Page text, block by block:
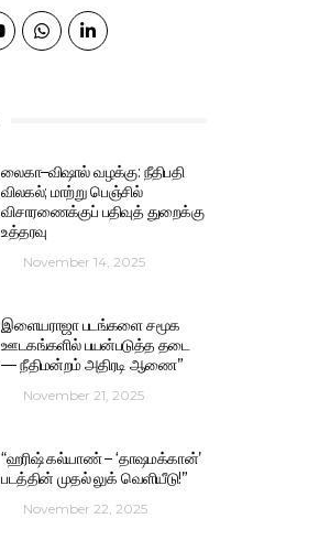
லைகா–விஷால் வழக்கு: நீதிபதி
விலகல்; மாற்று பெஞ்சில்
விசாரணைக்குப் பதிவுத் துறைக்கு
உத்தரவு
November 14, 2025
இளையராஜா படங்களை சமூக
ஊடகங்களில் பயன்படுத்த தடை
— நீதிமன்றம் அதிரடி ஆணை”
November 21, 2025
“ஹரிஷ் கல்யாண் – ‘தாஷமக்கான்’
படத்தின் முதல் லுக் வெளியீடு!”
November 22, 2025